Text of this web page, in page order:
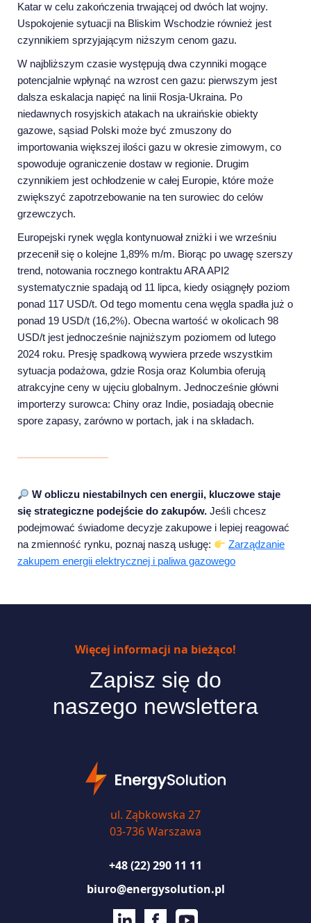
Katar w celu zakończenia trwającej od dwóch lat wojny.
Uspokojenie sytuacji na Bliskim Wschodzie również jest
czynnikiem sprzyjającym niższym cenom gazu.
W najbliższym czasie występują dwa czynniki mogące
potencjalnie wpłynąć na wzrost cen gazu: pierwszym jest
dalsza eskalacja napięć na linii Rosja-Ukraina. Po
niedawnych rosyjskich atakach na ukraińskie obiekty
gazowe, sąsiad Polski może być zmuszony do
importowania większej ilości gazu w okresie zimowym, co
spowoduje ograniczenie dostaw w regionie. Drugim
czynnikiem jest ochłodzenie w całej Europie, które może
zwiększyć zapotrzebowanie na ten surowiec do celów
grzewczych.
Europejski rynek węgla kontynuował zniżki i we wrześniu
przecenił się o kolejne 1,89% m/m. Biorąc po uwagę szerszy
trend, notowania rocznego kontraktu ARA API2
systematycznie spadają od 11 lipca, kiedy osiągnęły poziom
ponad 117 USD/t. Od tego momentu cena węgla spadła już o
ponad 19 USD/t (16,2%). Obecna wartość w okolicach 98
USD/t jest jednocześnie najniższym poziomem od lutego
2024 roku. Presję spadkową wywiera przede wszystkim
sytuacja podażowa, gdzie Rosja oraz Kolumbia oferują
atrakcyjne ceny w ujęciu globalnym. Jednocześnie główni
importerzy surowca: Chiny oraz Indie, posiadają obecnie
spore zapasy, zarówno w portach, jak i na składach.
W obliczu niestabilnych cen energii, kluczowe staje
się strategiczne podejście do zakupów. Jeśli chcesz
podejmować świadome decyzje zakupowe i lepiej reagować
na zmienność rynku, poznaj naszą usługę:
Zarządzanie
zakupem energii elektrycznej i paliwa gazowego
Więcej informacji na bieżąco!
Zapisz się do
naszego newslettera
ul. Ząbkowska 27
03-736 Warszawa
+48 (22) 290 11 11
biuro@energysolution.pl